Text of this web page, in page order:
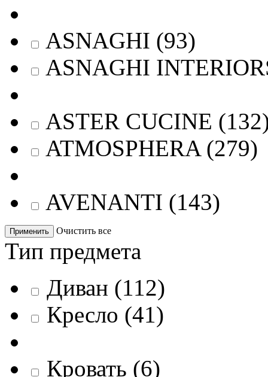
ASNAGHI (93)
ASNAGHI
ASTER CUCINE (132
ATMOSPHERA (279)
AVENANTI (143)
Применить Очистить все
Тип предмета
Диван (112)
Кресло (41)
Кровать (6)